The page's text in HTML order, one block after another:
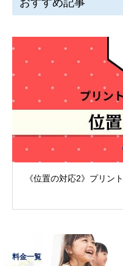
おすすめ記事
《位置の対応2》プリン
料金一覧